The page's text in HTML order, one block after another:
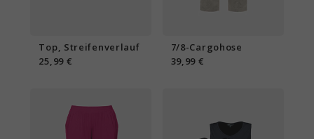
Top, Streifenverlauf
25,99 €
7/8-Cargohose
39,99 €